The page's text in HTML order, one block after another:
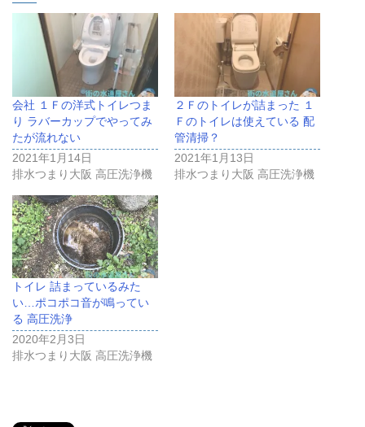
会社 １Ｆの洋式トイレつま
り ラバーカップでやってみ
たが流れない
2021年1月14日
排水つまり大阪 高圧洗浄機
２Ｆのトイレが詰まった １
Ｆのトイレは使えている 配
管清掃？
2021年1月13日
排水つまり大阪 高圧洗浄機
トイレ 詰まっているみた
い…ポコポコ音が鳴ってい
る 高圧洗浄
2020年2月3日
排水つまり大阪 高圧洗浄機